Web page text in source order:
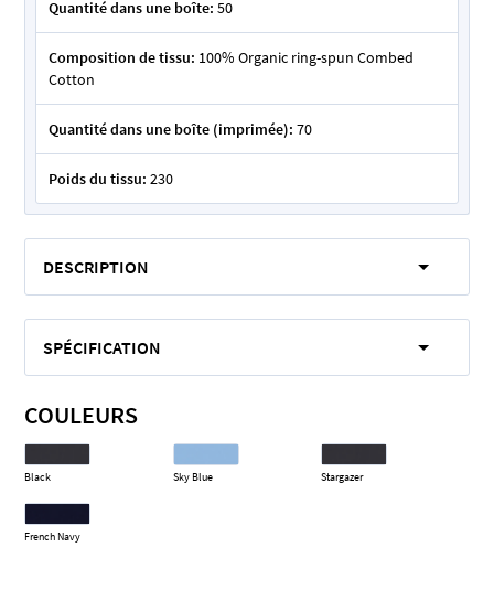
Quantité dans une boîte: 50
Composition de tissu: 100% Organic ring-spun Combed
Cotton
Quantité dans une boîte (imprimée): 70
Poids du tissu: 230
DESCRIPTION
SPÉCIFICATION
COULEURS
Black Sky Blue Stargazer
French Navy